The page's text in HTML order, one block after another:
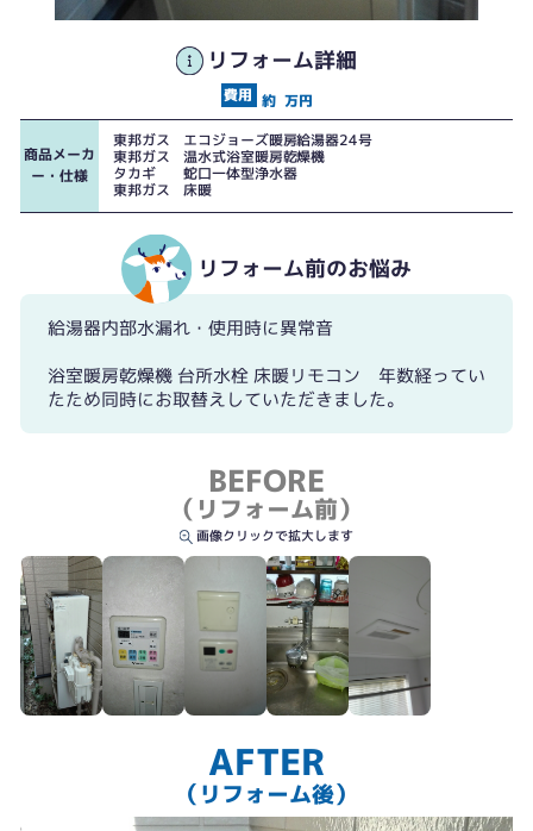
リフォーム詳細
約 万円
商品メーカ
ー・仕様
東邦ガス エコジョーズ暖房給湯器24号
東邦ガス 温水式浴室暖房乾燥機
タカギ 蛇口一体型浄水器
東邦ガス 床暖
リフォーム前のお悩み
給湯器内部水漏れ・使用時に異常音
浴室暖房乾燥機 台所水栓 床暖リモコン 年数経ってい
たため同時にお取替えしていただきました。
BEFORE
（リフォーム前）
画像クリックで拡大します
既設暖房給湯器
AFTER
（リフォーム後）
エコジョーズ暖房給湯器